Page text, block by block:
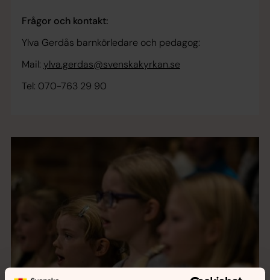
Frågor och kontakt:
Ylva Gerdås barnkörledare och pedagog:
Mail: ylva.gerdas@svenskakyrkan.se
Tel: 070-763 29 90